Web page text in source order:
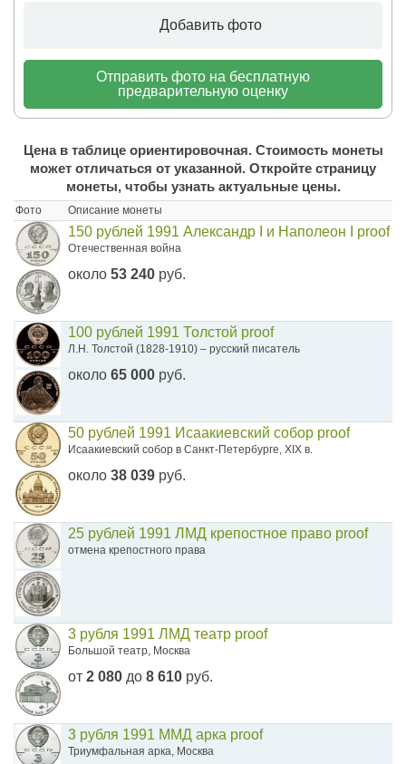
Добавить фото
Отправить фото на бесплатную
предварительную оценку
Цена в таблице ориентировочная. Стоимость монеты
может отличаться от указанной. Откройте страницу
монеты, чтобы узнать актуальные цены.
Фото Описание монеты
150 рублей 1991 Александр I и Наполеон I proof
Отечественная война
около 53 240 руб.
100 рублей 1991 Толстой proof
Л.Н. Толстой (1828-1910) – русский писатель
около 65 000 руб.
50 рублей 1991 Исаакиевский собор proof
Исаакиевский собор в Санкт-Петербурге, XIX в.
около 38 039 руб.
25 рублей 1991 ЛМД крепостное право proof
отмена крепостного права
3 рубля 1991 ЛМД театр proof
Большой театр, Москва
от 2 080 до 8 610 руб.
3 рубля 1991 ММД арка proof
Триумфальная арка, Москва